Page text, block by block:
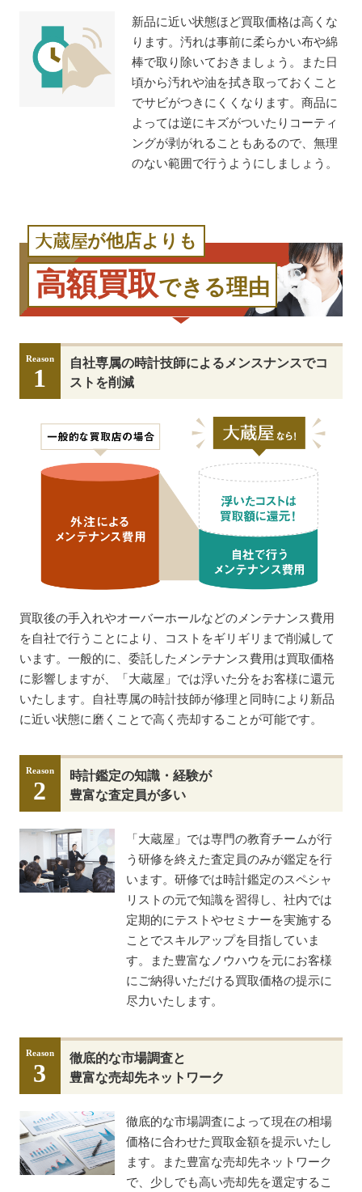
新品に近い状態ほど買取価格は高くな
ります。汚れは事前に柔らかい布や綿
棒で取り除いておきましょう。また日
頃から汚れや油を拭き取っておくこと
でサビがつきにくくなります。商品に
よっては逆にキズがついたりコーティ
ングが剥がれることもあるので、無理
のない範囲で行うようにしましょう。
が他店よりも
高額買取できる理由
Reason
1
自社専属の時計技師によるメンスナンスでコ
ストを削減
買取後の手入れやオーバーホールなどのメンテナンス費用
を自社で行うことにより、コストをギリギリまで削減して
います。一般的に、委託したメンテナンス費用は買取価格
に影響しますが、「大蔵屋」では浮いた分をお客様に還元
いたします。自社専属の時計技師が修理と同時により新品
に近い状態に磨くことで高く売却することが可能です。
Reason
2
時計鑑定の知識・経験が
豊富な査定員が多い
「大蔵屋」では専門の教育チームが行
う研修を終えた査定員のみが鑑定を行
います。研修では時計鑑定のスペシャ
リストの元で知識を習得し、社内では
定期的にテストやセミナーを実施する
ことでスキルアップを目指していま
す。また豊富なノウハウを元にお客様
にご納得いただける買取価格の提示に
尽力いたします。
Reason
3
徹底的な市場調査と
豊富な売却先ネットワーク
徹底的な市場調査によって現在の相場
価格に合わせた買取金額を提示いたし
ます。また豊富な売却先ネットワーク
で、少しでも高い売却先を選定するこ